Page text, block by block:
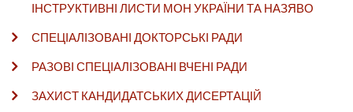
ІНСТРУКТИВНІ ЛИСТИ МОН УКРАЇНИ ТА НАЗЯВО
СПЕЦІАЛІЗОВАНІ ДОКТОРСЬКІ РАДИ
РАЗОВІ СПЕЦІАЛІЗОВАНІ ВЧЕНІ РАДИ
ЗАХИСТ КАНДИДАТСЬКИХ ДИСЕРТАЦІЙ